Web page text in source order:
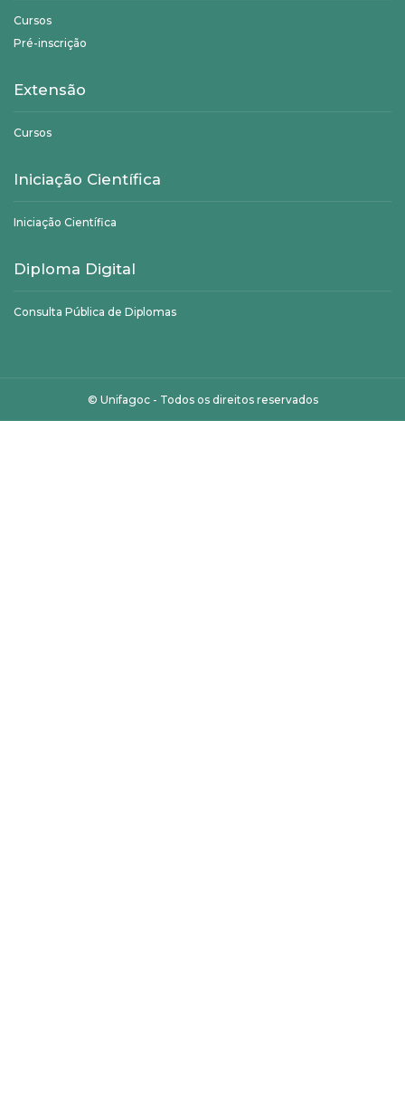
Cursos
Pré-inscrição
Extensão
Cursos
Iniciação Científica
Iniciação Científica
Diploma Digital
Consulta Pública de Diplomas
© Unifagoc- Todos os direitos reservados